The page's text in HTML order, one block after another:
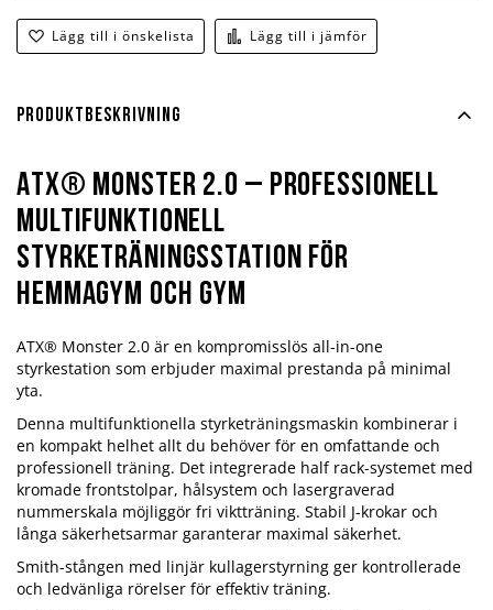
Lägg till i önskelista Lägg till i jämför
Produktbeskrivning
ATX® Monster 2.0 – Professionell
multifunktionell
styrketräningsstation för
hemmagym och gym
ATX® Monster 2.0 är en kompromisslös all-in-one
styrkestation som erbjuder maximal prestanda på minimal
yta.
Denna multifunktionella styrketräningsmaskin kombinerar i
en kompakt helhet allt du behöver för en omfattande och
professionell träning. Det integrerade half rack-systemet med
kromade frontstolpar, hålsystem och lasergraverad
nummerskala möjliggör fri viktträning. Stabil J-krokar och
långa säkerhetsarmar garanterar maximal säkerhet.
Smith-stången med linjär kullagerstyrning ger kontrollerade
och ledvänliga rörelser för effektiv träning.